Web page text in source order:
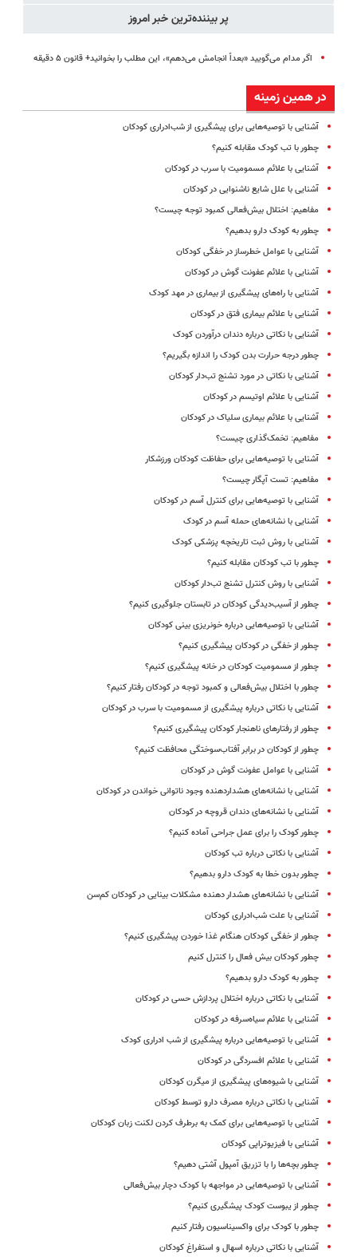
پر بیننده‌ترین خبر امروز
اگر مدام می‌گویید «بعداً انجامش می‌دهم»، این مطلب را بخوانید+ قانون ۵ دقیقه
در همین زمینه
آشنایی با توصیه‌هایی برای پیشگیری از شب‌ادراری کودکان
چطور با تب کودک مقابله کنیم؟
آشنایی با علائم مسمومیت با سرب در کودکان
آشنایی با علل شایع ناشنوایی در کودکان
مفاهیم: اختلال بیش‌فعالی کمبود توجه چیست؟
چطور به کودک دارو بدهیم؟
آشنایی با عوامل خطرساز در خفگی کودکان
آشنایی با علائم عفونت گوش در کودکان
آشنایی با راه‌های پیشگیری از بیماری در مهد کودک
آشنایی با علائم بیماری فتق در کودکان
آشنایی با نکاتی درباره دندان درآوردن کودک
چطور درجه حرارت بدن کودک‌ را اندازه بگیریم؟
آشنایی با نکاتی در مورد تشنج تب‌دار کودکان
آشنایی با علائم اوتیسم در کودکان
آشنایی با علائم بیماری سلیاک در کودکان
مفاهیم: تخمک‌گذاری چیست؟
آشنایی با توصیه‌هایی برای حفاظت کودکان ورزشکار
مفاهیم: تست آپگار چیست؟
آشنایی با توصیه‌هایی برای کنترل آسم در کودکان
آشنایی با نشانه‌های حمله آسم در کودک
آشنایی با روش ثبت تاریخچه پزشکی کودک‌‌
چطور با تب کودکان مقابله کنیم؟
آشنایی با روش کنترل تشنج تب‌دار کودکان
چطور از آسیب‌دیدگی کودکان در تابستان جلوگیری کنیم؟
آشنایی با توصیه‌هایی درباره خونریزی بینی کودکان
چطور از خفگی در کودکان پیشگیری کنیم؟
چطور از مسمومیت کودکان در خانه پیشگیری کنیم؟
چطور با اختلال بیش‌فعالی و کمبود توجه در کودکان رفتار کنیم؟
آشنایی با نکاتی درباره پیشگیری از مسمومیت با سرب در کودکان
چطور از رفتارهای ناهنجار کودکان پیشگیری کنیم؟
چطور از کودکان در برابر آفتاب‌سوختگی محافظت کنیم؟
آشنایی با عوامل عفونت گوش در کودکان
آشنایی با نشانه‌های هشداردهنده وجود ناتوانی خواندن در کودکان
آشنایی با نشانه‌های دندان قروچه در کودکان
چطور کودک را برای عمل جراحی آماده کنیم؟
آشنایی با نکاتی درباره تب کودکان
چطور بدون خطا به کودک دارو بدهیم؟
آشنایی با نشانه‌های هشدار دهنده مشکلات بینایی در کودکان کم‌سن
آشنایی با علت شب‌ادراری کودکان
چطور از خفگی کودکان هنگام غذا خوردن پیشگیری کنیم؟
چطور کودکان بیش فعال را کنترل کنیم
چطور به کودک دارو بدهیم؟
آشنایی با نکاتی درباره اختلال پردازش حسی در کودکان
آشنایی با علائم سیاه‌سرفه در کودکان
آشنایی با توصیه‌هایی درباره پیشگیری از شب ادراری کودک
آشنایی با علائم افسردگی در کودکان
آشنایی با شیوه‌های پیشگیری از میگرن کودکان
آشنایی با نکاتی درباره مصرف دارو توسط کودکان
آشنایی با توصیه‌هایی برای کمک به برطرف کردن لکنت زبان کودکان
آشنایی با فیزیوتراپی کودکان
چطور بچه‌ها را با تزریق آمپول آشتی دهیم؟
آشنایی با توصیه‌هایی در مواجهه با کودک دچار بیش‌فعالی
چطور از یبوست کودک پیشگیری کنیم؟
چطور با کودک برای واکسیناسیون رفتار کنیم
آشنایی با نکاتی درباره اسهال و استفراغ کودکان